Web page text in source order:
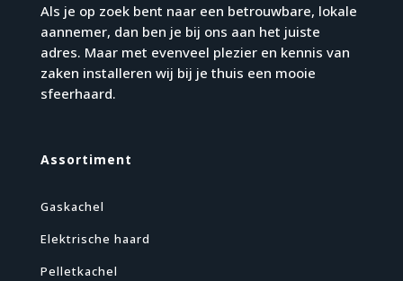
Als je op zoek bent naar een betrouwbare, lokale
aannemer, dan ben je bij ons aan het juiste
adres. Maar met evenveel plezier en kennis van
zaken installeren wij bij je thuis een mooie
sfeerhaard.
Assortiment
Gaskachel
Elektrische haard
Pelletkachel